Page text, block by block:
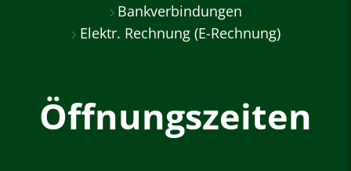
Bankverbindungen
Elektr. Rechnung (E-Rechnung)
Öffnungszeiten